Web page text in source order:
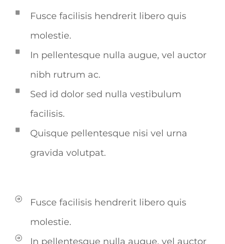
Fusce facilisis hendrerit libero quis
molestie.
In pellentesque nulla augue, vel auctor
nibh rutrum ac.
Sed id dolor sed nulla vestibulum
facilisis.
Quisque pellentesque nisi vel urna
gravida volutpat.
Fusce facilisis hendrerit libero quis
molestie.
In pellentesque nulla augue, vel auctor